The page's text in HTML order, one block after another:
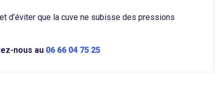
d’éviter que la cuve ne subisse des pressions
nous au 06 66 04 75 25